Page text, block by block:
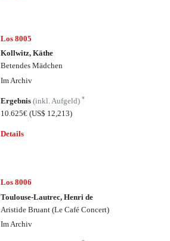
Los 8005
Kollwitz, Käthe
Betendes Mädchen
Im Archiv
Ergebnis(inkl. Aufgeld)*
10.625€(US$ 12,213)
Details
Los 8006
Toulouse-Lautrec, Henri de
Aristide Bruant (Le Café Concert)
Im Archiv